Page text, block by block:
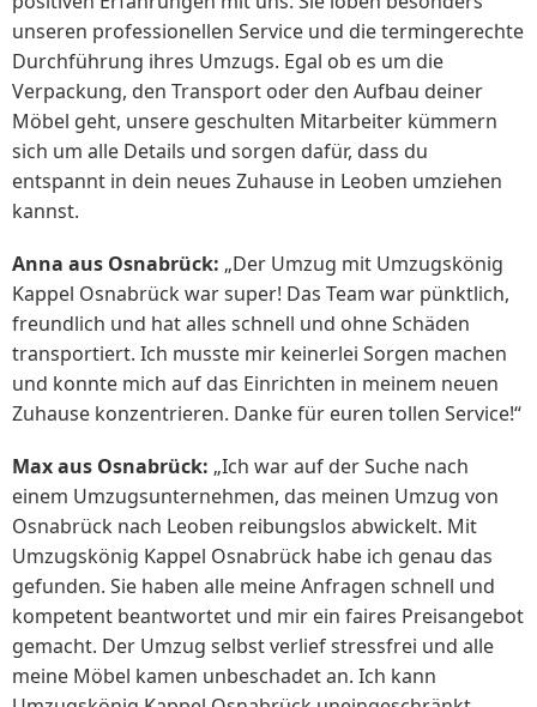
unseren professionellen Service und die termingerechte
Durchführung ihres Umzugs. Egal ob es um die
Verpackung, den Transport oder den Aufbau deiner
Möbel geht, unsere geschulten Mitarbeiter kümmern
sich um alle Details und sorgen dafür, dass du
entspannt in dein neues Zuhause in Leoben umziehen
kannst.
Anna aus Osnabrück: „Der Umzug mit Umzugskönig
Kappel Osnabrück war super! Das Team war pünktlich,
freundlich und hat alles schnell und ohne Schäden
transportiert. Ich musste mir keinerlei Sorgen machen
und konnte mich auf das Einrichten in meinem neuen
Zuhause konzentrieren. Danke für euren tollen Service!“
Max aus Osnabrück: „Ich war auf der Suche nach
einem Umzugsunternehmen, das meinen Umzug von
Osnabrück nach Leoben reibungslos abwickelt. Mit
Umzugskönig Kappel Osnabrück habe ich genau das
gefunden. Sie haben alle meine Anfragen schnell und
kompetent beantwortet und mir ein faires Preisangebot
gemacht. Der Umzug selbst verlief stressfrei und alle
meine Möbel kamen unbeschadet an. Ich kann